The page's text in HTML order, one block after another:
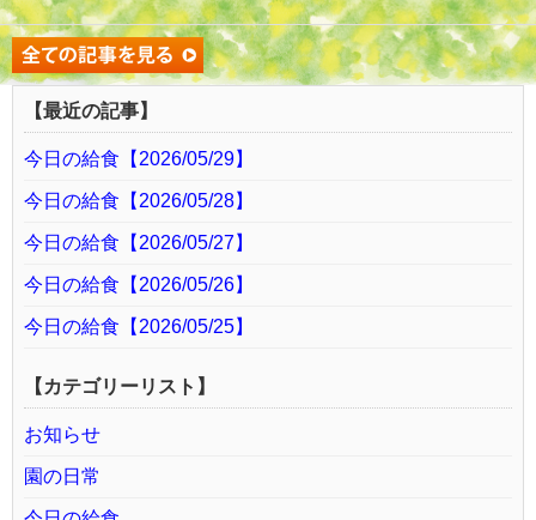
【最近の記事】
今日の給食【2026/05/29】
今日の給食【2026/05/28】
今日の給食【2026/05/27】
今日の給食【2026/05/26】
今日の給食【2026/05/25】
【カテゴリーリスト】
お知らせ
園の日常